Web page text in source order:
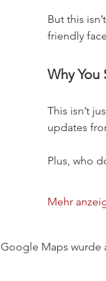
But this
friendly
Why You
This isn’t
updates
Plus, who
Mehr
Google Maps wurde